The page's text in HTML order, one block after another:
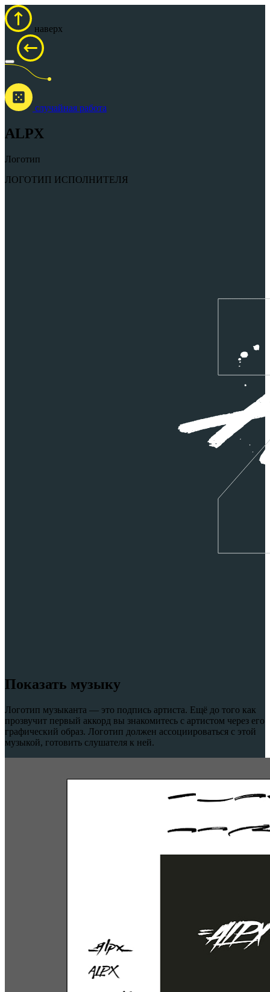
наверх
cлучайная работа
ALPX
Логотип
ЛОГОТИП ИСПОЛНИТЕЛЯ
Показать музыку
Логотип музыканта — это подпись артиста. Ещё до того как
прозвучит первый аккорд вы знакомитесь с артистом через его
графический образ. Логотип должен ассоциироваться с этой
музыкой, готовить слушателя к ней.